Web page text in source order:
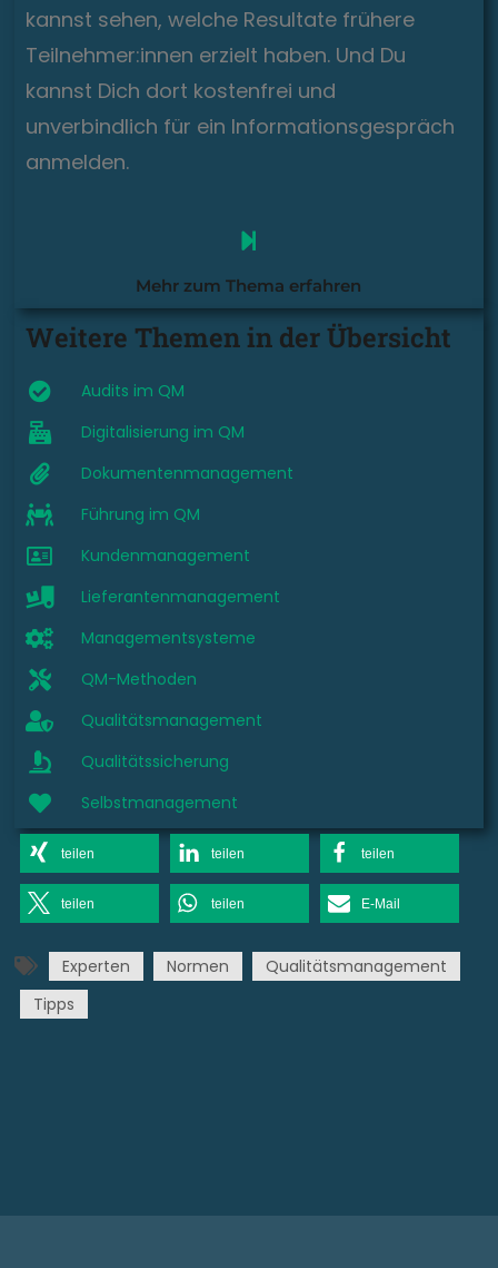
kannst sehen, welche Resultate frühere
Teilnehmer:innen erzielt haben. Und Du
kannst Dich dort kostenfrei und
unverbindlich für ein Informationsgespräch
anmelden.
Mehr zum Thema erfahren
Weitere Themen in der Übersicht
Audits im QM
Digitalisierung im QM
Dokumentenmanagement
Führung im QM
Kundenmanagement
Lieferantenmanagement
Managementsysteme
QM-Methoden
Qualitätsmanagement
Qualitätssicherung
Selbstmanagement
teilen teilen teilen
teilen teilen E-Mail
Experten Normen
Qualitätsmanagement
Tipps